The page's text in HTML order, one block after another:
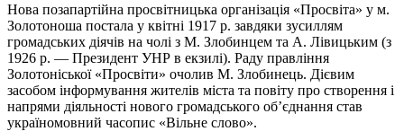
Нова позапартійна просвітницька організація «Просвіта» у м.
Золотоноша постала у квітні 1917 р. завдяки зусиллям
громадських діячів на чолі з М. Злобинцем та А. Лівицьким (з
1926 р. — Президент УНР в екзилі). Раду правління
Золотоніської «Просвіти» очолив М. Злобинець. Дієвим
засобом інформування жителів міста та повіту про створення і
напрями діяльності нового громадського об’єднання став
україномовний часопис «Вільне слово».